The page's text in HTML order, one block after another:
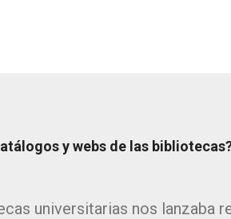
y webs de las
universitarias nos lanzaba